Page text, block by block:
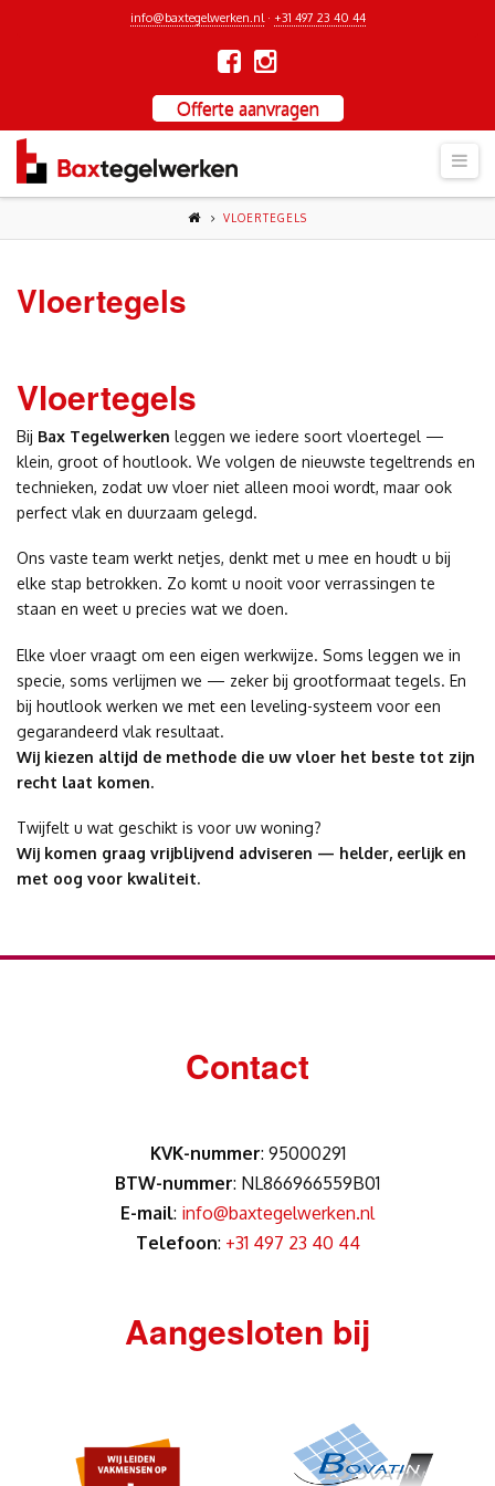
info@baxtegelwerken.nl · +31 497 23 40 44
Offerte aanvragen
VLOERTEGELS
Vloertegels
Vloertegels
Bij Bax Tegelwerken leggen we iedere soort vloertegel —
klein, groot of houtlook. We volgen de nieuwste tegeltrends en
technieken, zodat uw vloer niet alleen mooi wordt, maar ook
perfect vlak en duurzaam gelegd.
Ons vaste team werkt netjes, denkt met u mee en houdt u bij
elke stap betrokken. Zo komt u nooit voor verrassingen te
staan en weet u precies wat we doen.
Elke vloer vraagt om een eigen werkwijze. Soms leggen we in
specie, soms verlijmen we — zeker bij grootformaat tegels. En
bij houtlook werken we met een leveling-systeem voor een
gegarandeerd vlak resultaat.
Wij kiezen altijd de methode die uw vloer het beste tot zijn
recht laat komen.
Twijfelt u wat geschikt is voor uw woning?
Wij komen graag vrijblijvend adviseren — helder, eerlijk en
met oog voor kwaliteit.
Contact
KVK-nummer: 95000291
BTW-nummer: NL866966559B01
E-mail: info@baxtegelwerken.nl
Telefoon: +31 497 23 40 44
Aangesloten bij